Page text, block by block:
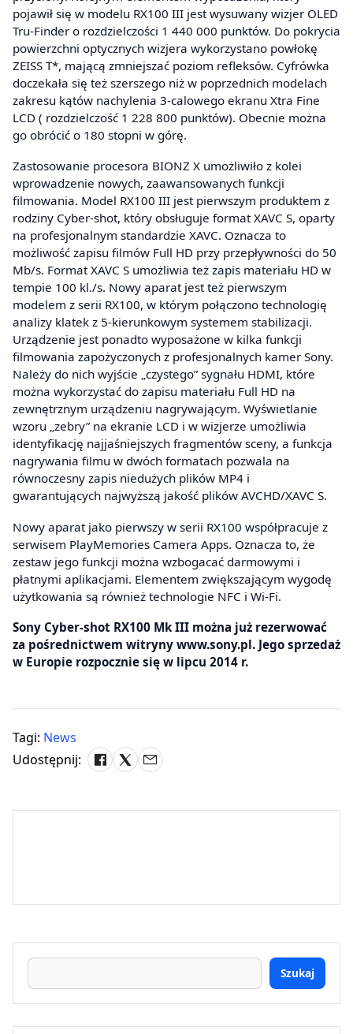
pojawił się w modelu RX100 III jest wysuwany wizjer OLED
Tru-Finder o rozdzielczości 1 440 000 punktów. Do pokrycia
powierzchni optycznych wizjera wykorzystano powłokę
ZEISS T*, mającą zmniejszać poziom refleksów. Cyfrówka
doczekała się też szerszego niż w poprzednich modelach
zakresu kątów nachylenia 3-calowego ekranu Xtra Fine
LCD ( rozdzielczość 1 228 800 punktów). Obecnie można
go obrócić o 180 stopni w górę.
Zastosowanie procesora BIONZ X umożliwiło z kolei
wprowadzenie nowych, zaawansowanych funkcji
filmowania. Model RX100 III jest pierwszym produktem z
rodziny Cyber-shot, który obsługuje format XAVC S, oparty
na profesjonalnym standardzie XAVC. Oznacza to
możliwość zapisu filmów Full HD przy przepływności do 50
Mb/s. Format XAVC S umożliwia też zapis materiału HD w
tempie 100 kl./s. Nowy aparat jest też pierwszym
modelem z serii RX100, w którym połączono technologię
analizy klatek z 5-kierunkowym systemem stabilizacji.
Urządzenie jest ponadto wyposażone w kilka funkcji
filmowania zapożyczonych z profesjonalnych kamer Sony.
Należy do nich wyjście „czystego” sygnału HDMI, które
można wykorzystać do zapisu materiału Full HD na
zewnętrznym urządzeniu nagrywającym. Wyświetlanie
wzoru „zebry” na ekranie LCD i w wizjerze umożliwia
identyfikację najjaśniejszych fragmentów sceny, a funkcja
nagrywania filmu w dwóch formatach pozwala na
równoczesny zapis niedużych plików MP4 i
gwarantujących najwyższą jakość plików AVCHD/XAVC S.
Nowy aparat jako pierwszy w serii RX100 współpracuje z
serwisem PlayMemories Camera Apps. Oznacza to, że
zestaw jego funkcji można wzbogacać darmowymi i
płatnymi aplikacjami. Elementem zwiększającym wygodę
użytkowania są również technologie NFC i Wi-Fi.
Sony Cyber-shot RX100 Mk III można już rezerwować
za pośrednictwem witryny www.sony.pl. Jego sprzedaż
w Europie rozpocznie się w lipcu 2014 r.
Tagi: News
Udostępnij:
Szukaj